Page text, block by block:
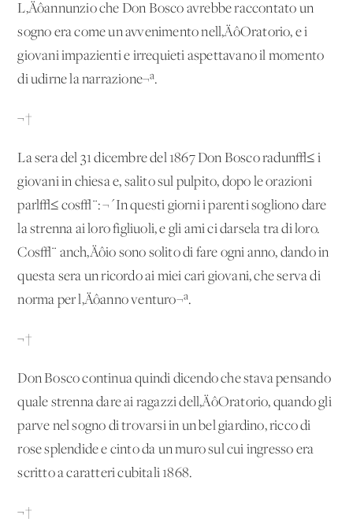
L‚Äôannunzio che Don Bosco avrebbe raccontato un
sogno era come un avvenimento nell‚ÄôOratorio, e i
giovani impazienti e irrequieti aspettavano il momento
di udirne la narrazione¬ª.
¬†
La sera del 31 dicembre del 1867 Don Bosco radun√≤ i
giovani in chiesa e, salito sul pulpito, dopo le orazioni
parl√≤ cos√¨: ¬´In questi giorni i parenti sogliono dare
la strenna ai loro figliuoli, e gli ami ci darsela tra di loro.
Cos√¨ anch‚Äôio sono solito di fare ogni anno, dando in
questa sera un ricordo ai miei cari giovani, che serva di
norma per l‚Äôanno venturo¬ª.
¬†
Don Bosco continua quindi dicendo che stava pensando
quale strenna dare ai ragazzi dell‚ÄôOratorio, quando gli
parve nel sogno di trovarsi in un bel giardino, ricco di
rose splendide e cinto da un muro sul cui ingresso era
scritto a caratteri cubitali 1868.
¬†